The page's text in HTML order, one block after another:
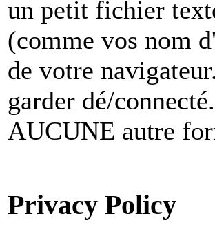
un petit fichier
(comme vos nom
de votre
garder dé/
AUCUNE autre
Privacy Policy